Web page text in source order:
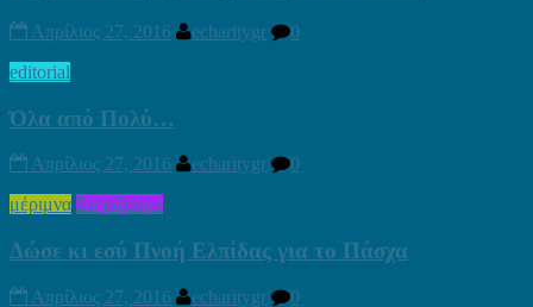
Απρίλιος 27, 2016 echaritygr
0
editorial
Όλα από Πολύ…
Απρίλιος 27, 2016 echaritygr
0
μέριμνα Στηρίζουμε
Δώσε κι εσύ Πνοή Ελπίδας για το Πάσχα
Απρίλιος 27, 2016 echaritygr 0